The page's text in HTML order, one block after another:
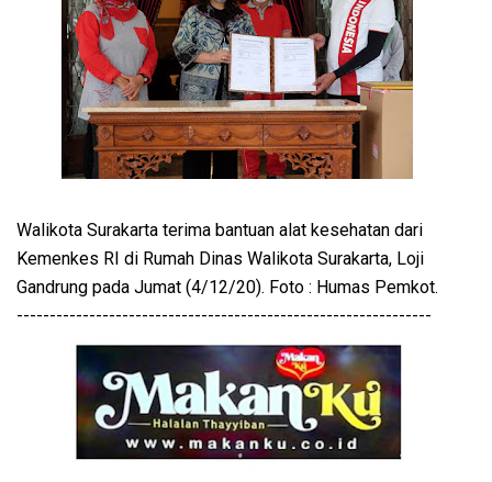
Walikota Surakarta terima bantuan alat kesehatan dari
Kemenkes RI di Rumah Dinas Walikota Surakarta, Loji
Gandrung pada Jumat (4/12/20). Foto : Humas Pemkot.
---------------------------------------------------------------